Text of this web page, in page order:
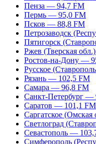
Пенза — 94,7 FM
Пермь — 95,0 FM
Псков — 88,8 FM
Петрозаводск
Пятигорск
Ржев (Тверская
Ростов-на-Дону —
Русское
Рязань — 102,5 FM
Самара — 96,8 FM
Санкт-Петербург —
Саратов — 101,1 FM
Саргатское
Светлоград
Севастополь —
Симферополь